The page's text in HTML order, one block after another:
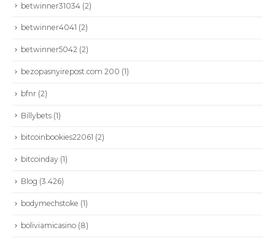
betwinner31034 (2)
betwinner4041 (2)
betwinner5042 (2)
bezopasnyirepost.com 200 (1)
bfnr (2)
Billybets (1)
bitcoinbookies22061 (2)
bitcoinday (1)
Blog (3.426)
bodymechstoke (1)
boliviamicasino (8)